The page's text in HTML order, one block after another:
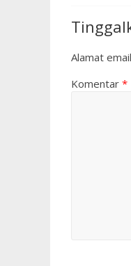
Alamat
Komentar *